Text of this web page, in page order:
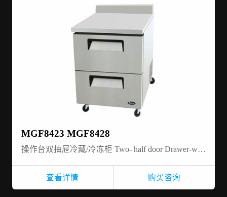
MGF8423 MGF8428
操作台双抽屉冷藏/冷冻柜 Two- half door Drawer-work top-refrigerator/freezer
查看详情 购买咨询